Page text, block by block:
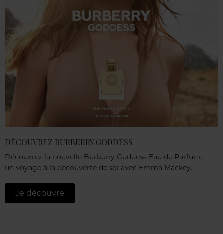
DÉCOUVREZ BURBERRY GODDESS
Découvrez la nouvelle Burberry Goddess Eau de Parfum:
un voyage à la découverte de soi avec Emma Mackey.
Je découvre